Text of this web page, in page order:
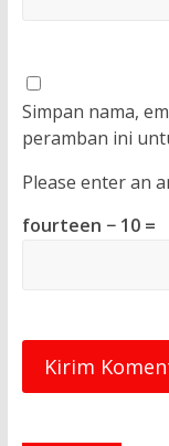
Simpan nama,
peramban ini
Please enter an
fourteen − 10 =